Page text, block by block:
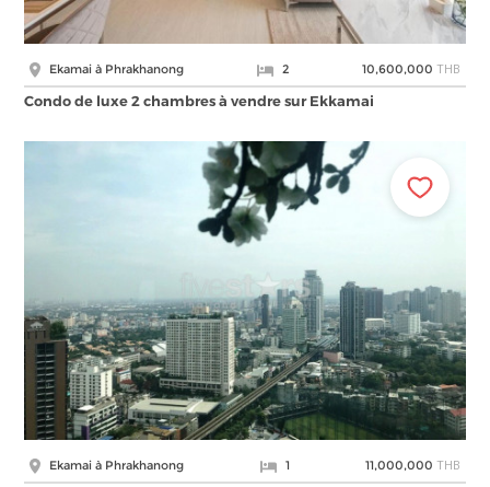
Ekamai à Phrakhanong 2 10,600,000 THB
Condo de luxe 2 chambres à vendre sur Ekkamai
Ekamai à Phrakhanong 1 11,000,000 THB